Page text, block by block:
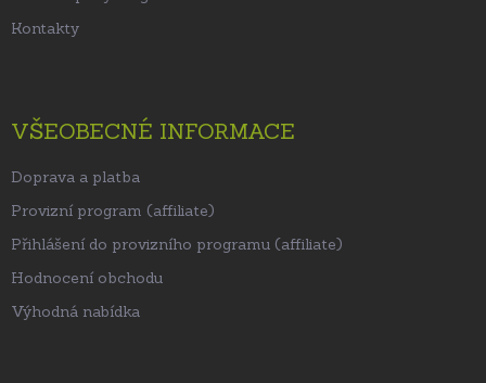
Kontakty
VŠEOBECNÉ INFORMACE
Doprava a platba
Provizní program (affiliate)
Přihlášení do provizního programu (affiliate)
Hodnocení obchodu
Výhodná nabídka